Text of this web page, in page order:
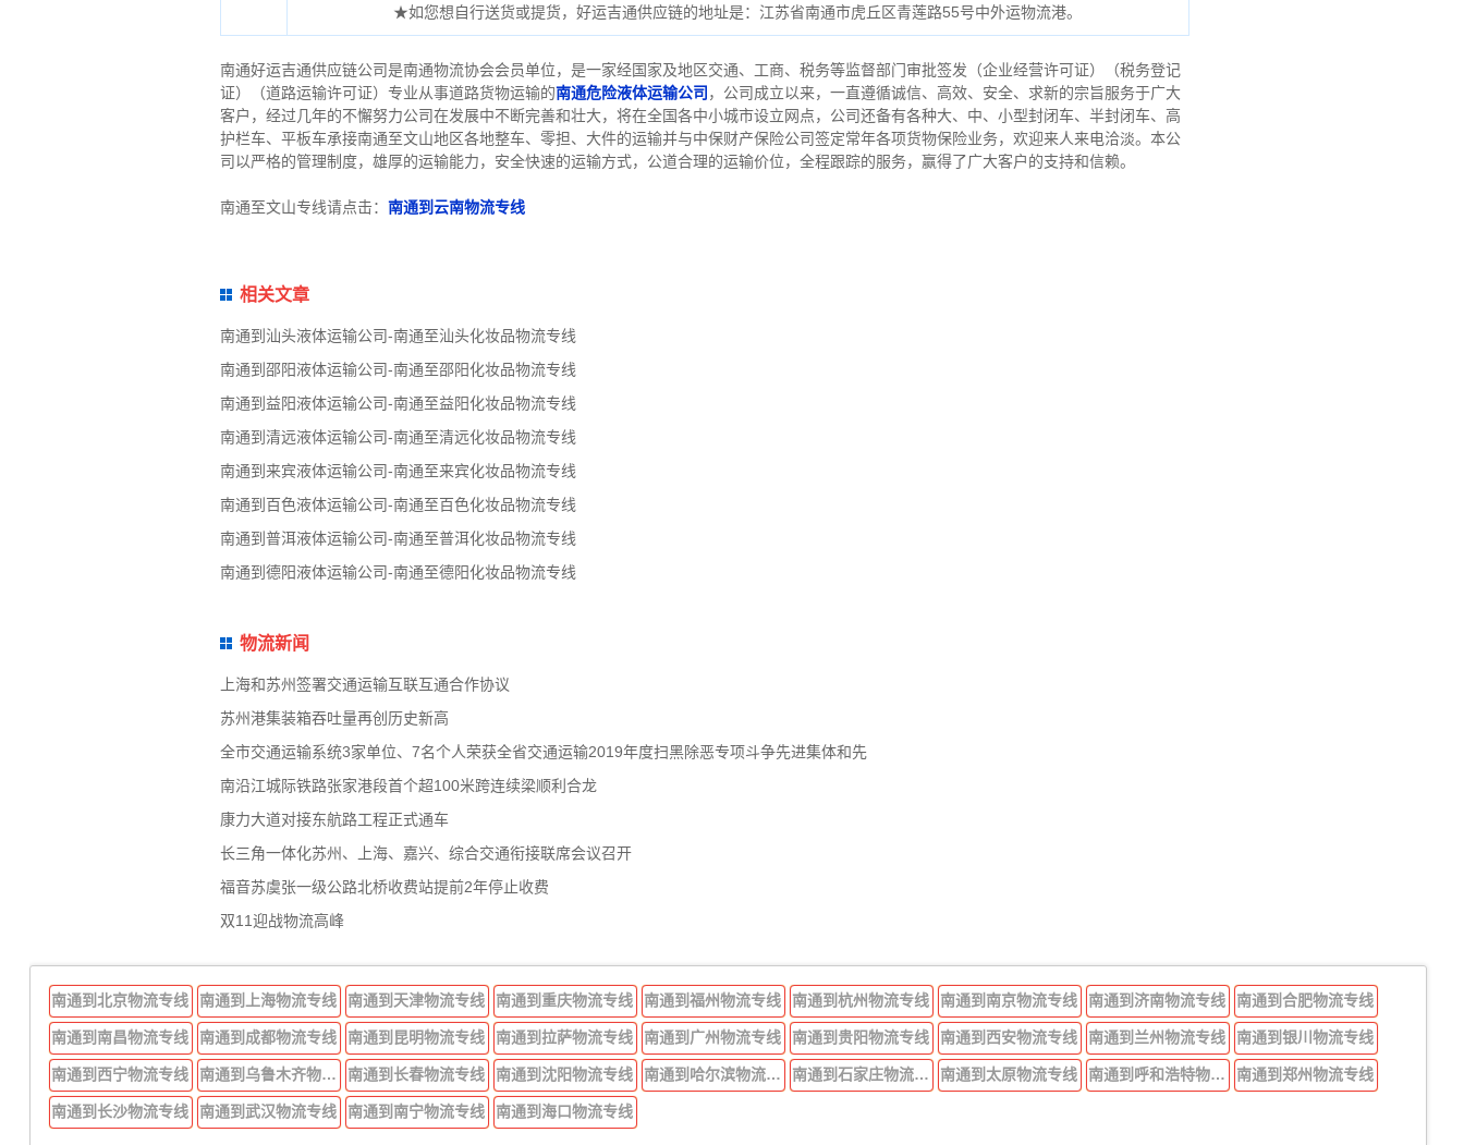
★如您想自行送货或提货，好运吉通供应链的地址是：江苏省南通市虎丘区青莲路55号中外运物流港。
南通好运吉通供应链公司是南通物流协会会员单位，是一家经国家及地区交通、工商、税务等监督部门审批签发（企业经营许可证）（税务登记
证）（道路运输许可证）专业从事道路货物运输的南通危险液体运输公司 ，公司成立以来，一直遵循诚信、高效、安全、求新的宗旨服务于广大
客户，经过几年的不懈努力公司在发展中不断完善和壮大，将在全国各中小城市设立网点，公司还备有各种大、中、小型封闭车、半封闭车、高
护栏车、平板车承接南通至文山地区各地整车、零担、大件的运输并与中保财产保险公司签定常年各项货物保险业务，欢迎来人来电洽淡。本公
司以严格的管理制度，雄厚的运输能力，安全快速的运输方式，公道合理的运输价位，全程跟踪的服务，赢得了广大客户的支持和信赖。
南通至文山专线请点击： 南通到云南物流专线
相关文章
南通到汕头液体运输公司-南通至汕头化妆品物流专线
南通到邵阳液体运输公司-南通至邵阳化妆品物流专线
南通到益阳液体运输公司-南通至益阳化妆品物流专线
南通到清远液体运输公司-南通至清远化妆品物流专线
南通到来宾液体运输公司-南通至来宾化妆品物流专线
南通到百色液体运输公司-南通至百色化妆品物流专线
南通到普洱液体运输公司-南通至普洱化妆品物流专线
南通到德阳液体运输公司-南通至德阳化妆品物流专线
物流新闻
上海和苏州签署交通运输互联互通合作协议
苏州港集装箱吞吐量再创历史新高
全市交通运输系统3家单位、7名个人荣获全省交通运输2019年度扫黑除恶专项斗争先进集体和先
南沿江城际铁路张家港段首个超100米跨连续梁顺利合龙
康力大道对接东航路工程正式通车
长三角一体化苏州、上海、嘉兴、综合交通衔接联席会议召开
福音苏虞张一级公路北桥收费站提前2年停止收费
双11迎战物流高峰
南通到北京物流专线 南通到上海物流专线 南通到天津物流专线 南通到重庆物流专线 南通到福州物流专线 南通到杭州物流专线 南通到南京物流专线 南通到济南物流专线 南通到合肥物流专线
南通到南昌物流专线 南通到成都物流专线 南通到昆明物流专线 南通到拉萨物流专线 南通到广州物流专线 南通到贵阳物流专线 南通到西安物流专线 南通到兰州物流专线 南通到银川物流专线
南通到西宁物流专线 南通到乌鲁木齐物流专线 南通到长春物流专线 南通到沈阳物流专线 南通到哈尔滨物流专线 南通到石家庄物流专线 南通到太原物流专线 南通到呼和浩特物流专线 南通到郑州物流专线
南通到长沙物流专线 南通到武汉物流专线 南通到南宁物流专线 南通到海口物流专线